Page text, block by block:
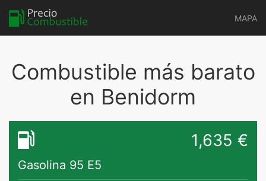
MAPA
Combustible más barato
en Benidorm
1,635 €
Gasolina 95 E5